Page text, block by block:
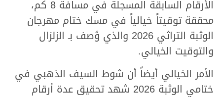
الأرقام السابقة المسجلة في مسافة 8 كم،
محققة توقيتاً خيالياً في مسك ختام مهرجان
الوثبة التراثي 2026 والذي وُصف بـ الزلزال
والتوقيت الخيالي.
الأمر الخيالي أيضاً أن شوط السيف الذهبي في
ختامي الوثبة 2026 شهد تحقيق عدة أرقام